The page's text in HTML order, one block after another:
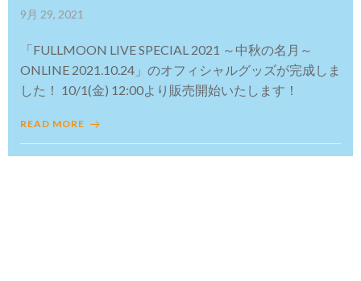
9月 29, 2021
「FULLMOON LIVE SPECIAL 2021 ～中秋の名月～
ONLINE 2021.10.24」のオフィシャルグッズが完成しま
した！ 10/1(金) 12:00より販売開始いたします！
READ MORE